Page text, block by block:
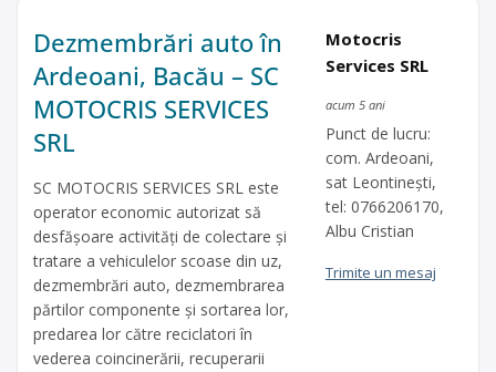
Dezmembrări auto în
Ardeoani, Bacău – SC
MOTOCRIS SERVICES
SRL
SC MOTOCRIS SERVICES SRL este
operator economic autorizat să
desfăşoare activităţi de colectare şi
tratare a vehiculelor scoase din uz,
dezmembrări auto, dezmembrarea
părtilor componente și sortarea lor,
predarea lor către reciclatori în
vederea coincinerării, recuperarii
Motocris
Services SRL
acum 5 ani
Punct de lucru:
com. Ardeoani,
sat Leontinești,
tel: 0766206170,
Albu Cristian
Trimite un mesaj